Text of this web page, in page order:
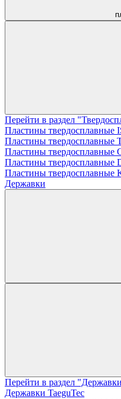
Перейти в раздел
Пластины твердосплавные
Пластины твердосплавные
Пластины твердосплавные
Пластины твердосплавные
Пластины твердосплавные
Державки
Перейти в раздел
Державки TaeguTec